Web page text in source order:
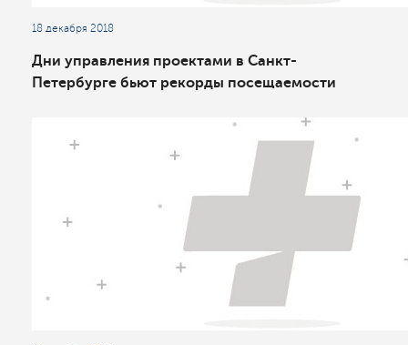
18 декабря 2018
Дни управления проектами в Санкт-
Петербурге бьют рекорды посещаемости